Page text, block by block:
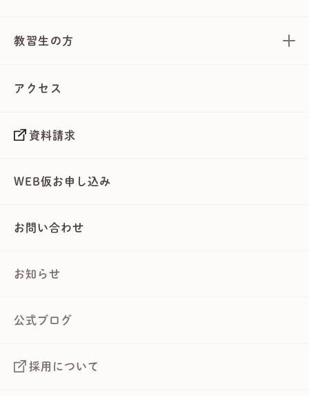
教習生の方
アクセス
資料請求
WEB仮お申し込み
お問い合わせ
お知らせ
公式ブログ
採用について